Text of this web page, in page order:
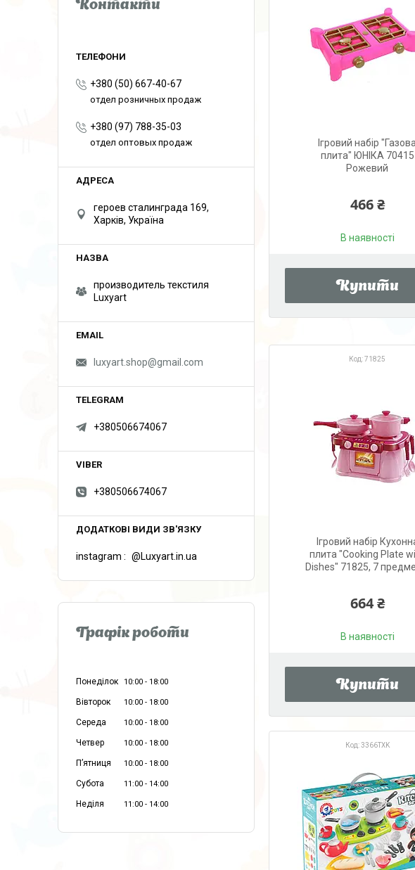
Ігровий набір "Газова
плита" ЮНІКА 70415
Рожевий
466 ₴
В наявності
Купити
71825
Ігровий набір
плита "Cooking Plate
Dishes" 71825, 7
664 ₴
В наявності
Купити
3366TXK
Контакти
+380 (50) 667-40-67
отдел розничных продаж
+380 (97) 788-35-03
отдел оптовых продаж
героев сталинграда 169,
Харків, Україна
производитель текстиля
Luxyart
luxyart.shop@gmail.com
+380506674067
+380506674067
instagram @Luxyart.in.ua
Графік роботи
Понеділок 10:00 18:00
Вівторок 10:00 18:00
Середа 10:00 18:00
Четвер 10:00 18:00
Пʼятниця 10:00 18:00
Субота 11:00 14:00
Неділя 11:00 14:00